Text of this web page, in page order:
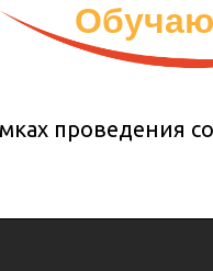
проведения